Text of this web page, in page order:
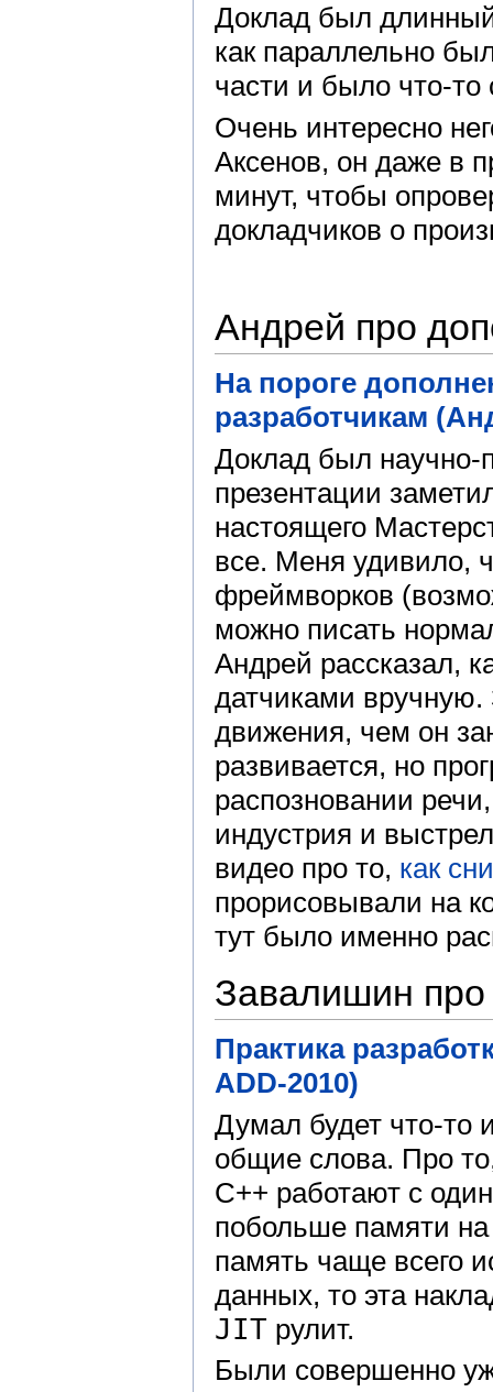
Доклад был
как параллельно
части и было что-то
Очень интересно
Аксенов, он даже в
минут, чтобы
докладчиков о
Андрей про
На пороге
разработчикам
Доклад был научно-
презентации
настоящего
все. Меня удивило,
фреймворков
можно писать
Андрей рассказал,
датчиками вручную.
движения, чем он
развивается, но
распозновании
индустрия и
видео про то, как
прорисовывали на
тут было именно
Завалишин про
Практика
ADD-2010)
Думал будет что-то
общие слова. Про
С++ работают с
побольше памяти на
память чаще всего
данных, то эта
JIT рулит.
Были совершенно